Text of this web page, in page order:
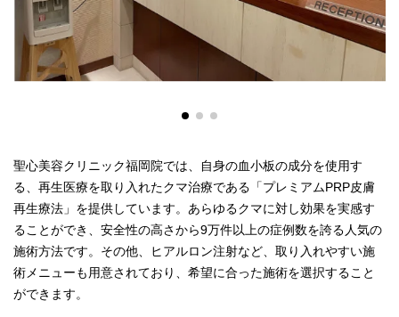
聖心美容クリニック福岡院では、自身の血小板の成分を使用す
る、再生医療を取り入れたクマ治療である「プレミアムPRP皮膚
再生療法」を提供しています。あらゆるクマに対し効果を実感す
ることができ、安全性の高さから9万件以上の症例数を誇る人気の
施術方法です。その他、ヒアルロン注射など、取り入れやすい施
術メニューも用意されており、希望に合った施術を選択すること
ができます。